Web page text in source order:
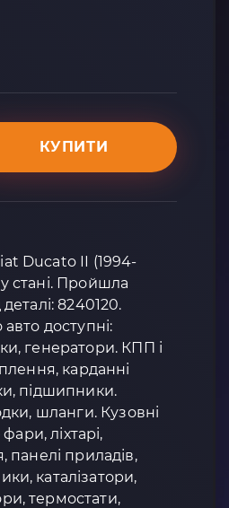
КУПИТИ
Ducato II (1994-
стані. Пройшла
8240120.
доступні:
генератори. КПП і
карданні
підшипники.
шланги. Кузовні
ліхтарі,
панелі приладів,
каталізатори,
термостати,